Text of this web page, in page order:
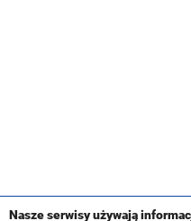
Nasze serwisy używają